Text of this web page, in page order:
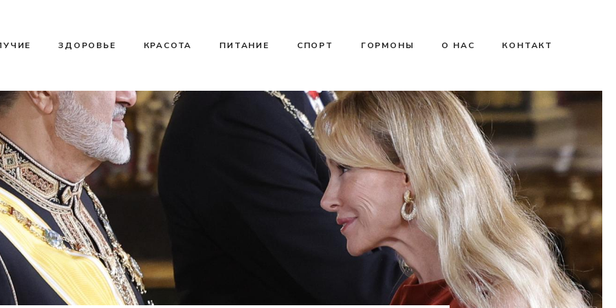
ЗДОРОВЬЕ КРАСОТА ПИТАНИЕ СПОРТ ГОРМОНЫ О НАС КОНТАКТ